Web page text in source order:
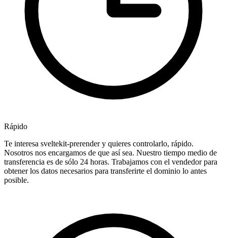
Rápido
Te interesa sveltekit-prerender y quieres controlarlo, rápido.
Nosotros nos encargamos de que así sea. Nuestro tiempo medio de
transferencia es de sólo 24 horas. Trabajamos con el vendedor para
obtener los datos necesarios para transferirte el dominio lo antes
posible.